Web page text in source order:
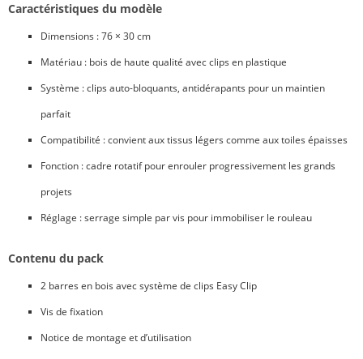
Caractéristiques du modèle
Dimensions : 76 × 30 cm
Matériau : bois de haute qualité avec clips en plastique
Système : clips auto-bloquants, antidérapants pour un maintien
parfait
Compatibilité : convient aux tissus légers comme aux toiles épaisses
Fonction : cadre rotatif pour enrouler progressivement les grands
projets
Réglage : serrage simple par vis pour immobiliser le rouleau
Contenu du pack
2 barres en bois avec système de clips Easy Clip
Vis de fixation
Notice de montage et d’utilisation